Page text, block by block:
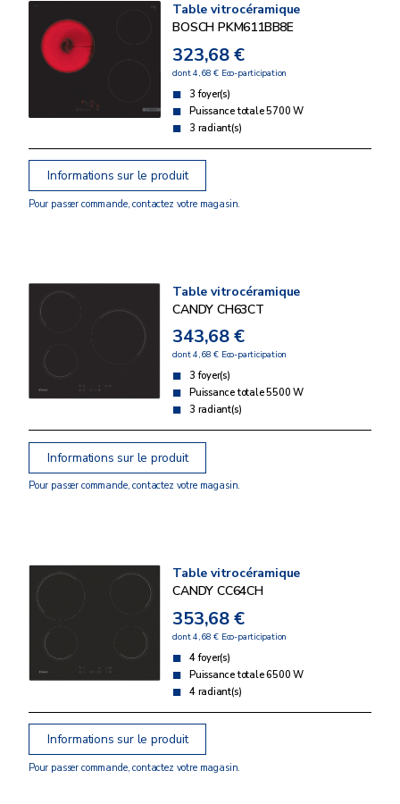
Table vitrocéramique
BOSCH PKM611BB8E
323,68 €
dont 4,68 € Eco-participation
3 foyer(s)
Puissance totale 5700 W
3 radiant(s)
Informations sur le produit
Pour passer commande, contactez votre magasin.
Table vitrocéramique
CANDY CH63CT
343,68 €
dont 4,68 € Eco-participation
3 foyer(s)
Puissance totale 5500 W
3 radiant(s)
Informations sur le produit
Pour passer commande, contactez votre magasin.
Table vitrocéramique
CANDY CC64CH
353,68 €
dont 4,68 € Eco-participation
4 foyer(s)
Puissance totale 6500 W
4 radiant(s)
Informations sur le produit
Pour passer commande, contactez votre magasin.